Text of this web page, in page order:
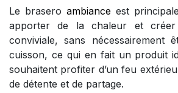
Le brasero ambiance est
apporter de la chaleur et créer
conviviale, sans nécessairement
cuisson, ce qui en fait un produit
souhaitent profiter d’un feu
de détente et de partage.